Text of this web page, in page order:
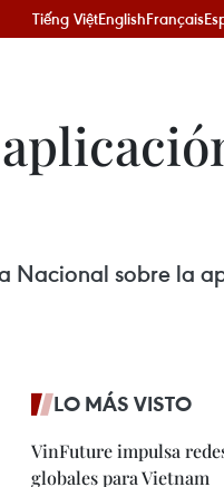
Tiếng ViệtEnglishFrançais
Nacional sobre la
LO MÁS VISTO
VinFuture impulsa
globales para Vietnam